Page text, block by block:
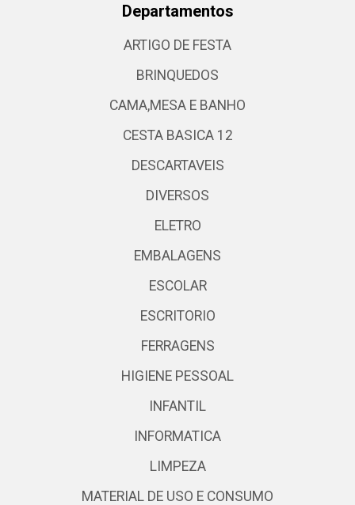
Departamentos
ARTIGO DE FESTA
BRINQUEDOS
CAMA,MESA E BANHO
CESTA BASICA 12
DESCARTAVEIS
DIVERSOS
ELETRO
EMBALAGENS
ESCOLAR
ESCRITORIO
FERRAGENS
HIGIENE PESSOAL
INFANTIL
INFORMATICA
LIMPEZA
MATERIAL DE USO E CONSUMO